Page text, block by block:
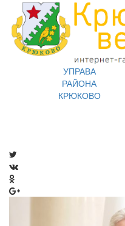
УПРАВА
РАЙОНА
КРЮКОВО